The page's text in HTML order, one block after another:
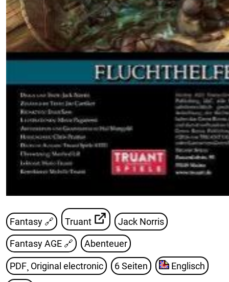
Fantasy 🔗 Truant Jack Norris
Fantasy AGE 🔗 Abenteuer
PDF¸ Original electronic 6 Seiten Englisch